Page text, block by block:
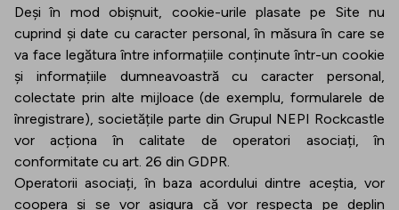
Deși în mod obișnuit, cookie-urile plasate pe Site nu
cuprind și date cu caracter personal, în măsura în care se
va face legătura între informațiile conținute într-un cookie
și informațiile dumneavoastră cu caracter personal,
colectate prin alte mijloace (de exemplu, formularele de
înregistrare), societățile parte din Grupul NEPI Rockcastle
vor acționa în calitate de operatori asociați, în
conformitate cu art. 26 din GDPR.
Operatorii asociați, în baza acordului dintre aceștia, vor
coopera și se vor asigura că vor respecta pe deplin